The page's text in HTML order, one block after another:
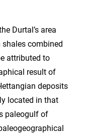
Durtal’s area
shales combined
attributed to
result of
deposits
located in that
paleogulf of